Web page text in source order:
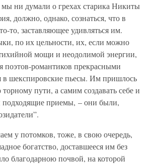
ни думали о грехах старика Никиты
должно, однако, сознаться, что в
то, заставляющее удивляться им.
по их цельности, их, если можно
мощи и неодолимой энергии,
поэтов-романтиков прекрасными
в шекспировские пьесы. Им пришлось
торному пути, а самим создавать себе и
подходящие приемы, – они были,
у потомков, тоже, в свою очередь,
богатство, доставшееся им без
благодарною почвой, на которой